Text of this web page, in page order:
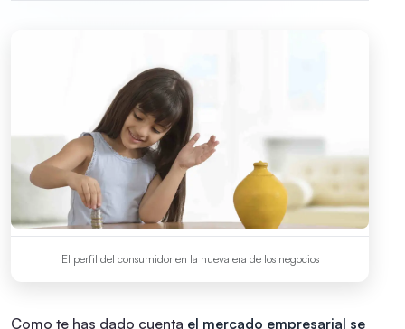
El perfil del consumidor en la nueva era de los negocios
Como te has dado cuenta el mercado empresarial se